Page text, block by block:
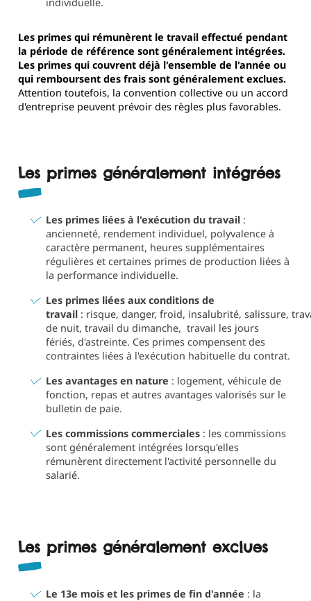
Les primes qui rémunèrent le travail effectué pendant
la période de référence sont généralement intégrées.
Les primes qui couvrent déjà l'ensemble de l'année ou
qui remboursent des frais sont généralement exclues.
Attention toutefois, la convention collective ou un accord
d'entreprise peuvent prévoir des règles plus favorables.
Les primes généralement intégrées
Les primes liées à l'exécution du travail:
ancienneté, rendement individuel, polyvalence à
caractère permanent, heures supplémentaires
régulières et certaines primes de production liées à
la performance individuelle.
Les primes liées aux conditions de
travail : risque, danger, froid, insalubrité, salissure,
de nuit, travail du dimanche, travail les jours
fériés, d'astreinte. Ces primes compensent des
contraintes liées à l'exécution habituelle du contrat.
Les avantages en nature : logement, véhicule de
fonction, repas et autres avantages valorisés sur le
bulletin de paie.
Les commissions commerciales: les commissions
sont généralement intégrées lorsqu'elles
rémunèrent directement l'activité personnelle du
salarié.
Les primes généralement exclues
Le 13e mois et les primes de fin d'année : la